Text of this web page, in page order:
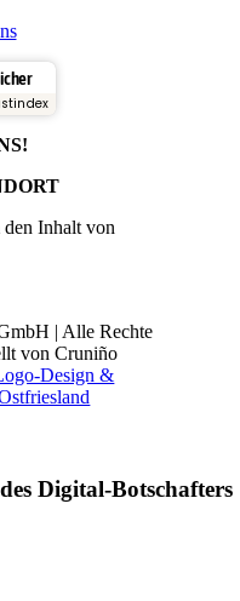
Inhalt von
| Alle Rechte
von Cruniño
Design &
Digital-Botschafters